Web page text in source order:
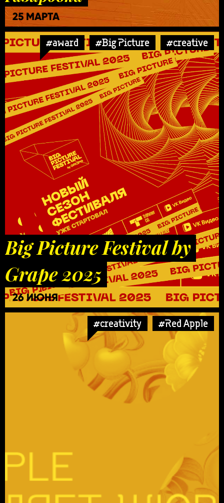
25 МАРТА
#award #Big Picture #creative
Big Picture Festival by
Grape 2025
26 ИЮНЯ
#creativity #Red Apple